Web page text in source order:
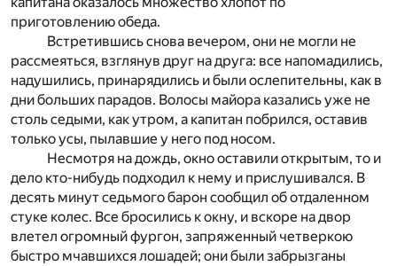
приготовлению обеда.
Встретившись снова вечером, они не могли не
рассмеяться, взглянув друг на друга: все напомадились,
надушились, принарядились и были ослепительны, как в
дни больших парадов. Волосы майора казались уже не
столь седыми, как утром, а капитан побрился, оставив
только усы, пылавшие у него под носом.
Несмотря на дождь, окно оставили открытым, то и
дело кто-нибудь подходил к нему и прислушивался. В
десять минут седьмого барон сообщил об отдаленном
стуке колес. Все бросились к окну, и вскоре на двор
влетел огромный фургон, запряженный четверкою
быстро мчавшихся лошадей; они были забрызганы